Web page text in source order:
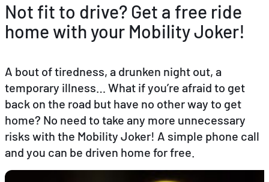
Search site
ENFRDE
Not fit to drive? Get a free ride
home with your Mobility Joker!
A bout of tiredness, a drunken night out, a
temporary illness… What if you’re afraid to get
back on the road but have no other way to get
home? No need to take any more unnecessary
risks with the Mobility Joker! A simple phone call
and you can be driven home for free.